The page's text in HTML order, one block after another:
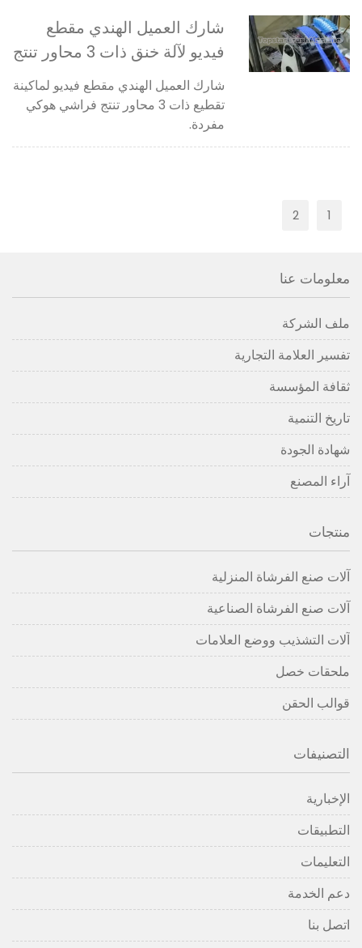
شارك العميل الهندي مقطع
فيديو لآلة خنق ذات 3 محاور تنتج
فرش هوكي واحدة.
شارك العميل الهندي مقطع فيديو لماكينة
تقطيع ذات 3 محاور تنتج فراشي هوكي
مفردة.
1
2
معلومات عنا
ملف الشركة
تفسير العلامة التجارية
ثقافة المؤسسة
تاريخ التنمية
شهادة الجودة
آراء المصنع
منتجات
آلات صنع الفرشاة المنزلية
آلات صنع الفرشاة الصناعية
آلات التشذيب ووضع العلامات
ملحقات خصل
قوالب الحقن
التصنيفات
الإخبارية
التطبيقات
التعليمات
دعم الخدمة
اتصل بنا